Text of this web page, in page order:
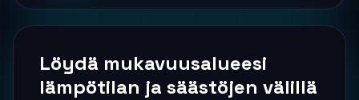
Löydä mukavuus­alueesi
lämpötilan ja säästöjen välillä